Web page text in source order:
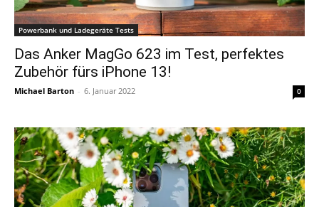
Powerbank und Ladegeräte Tests
Das Anker MagGo 623 im Test, perfektes
Zubehör fürs iPhone 13!
Michael Barton - 6. Januar 2022 0